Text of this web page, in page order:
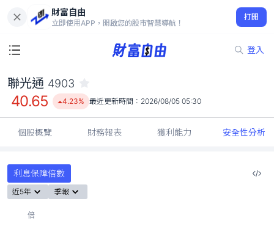
財富自由
立即使用APP，開啟您的股市智慧導航！
打開
登入
40.65
4.23%
聯光通 4903
40.65 4.23% 最近更新時間： 2026/08/05 05:30
個股概覽 財務報表 獲利能力 安全性分析
利息保障倍數
近5年 季報